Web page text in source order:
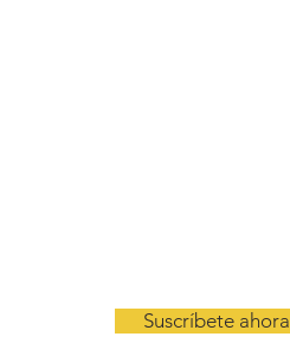
Suscríbete ahora